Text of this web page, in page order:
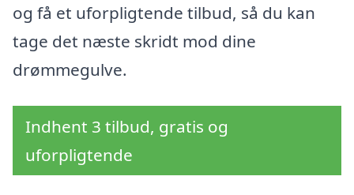
og få et uforpligtende tilbud, så du kan
tage det næste skridt mod dine
drømmegulve.
Indhent 3 tilbud, gratis og
uforpligtende